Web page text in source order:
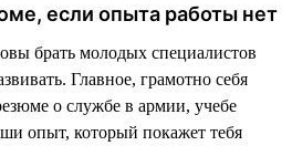
если опыта работы нет
брать молодых специалистов
Главное, грамотно себя
о службе в армии, учебе
опыт, который покажет тебя